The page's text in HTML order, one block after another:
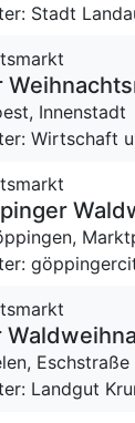
Stadt
Innenstadt
Wirtschaft
Eschstraße
Landgut